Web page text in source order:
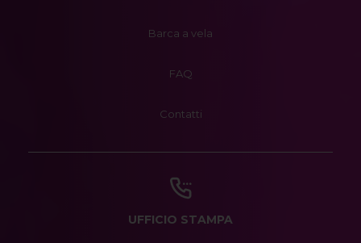
Barca a vela
FAQ
Contatti
UFFICIO STAMPA